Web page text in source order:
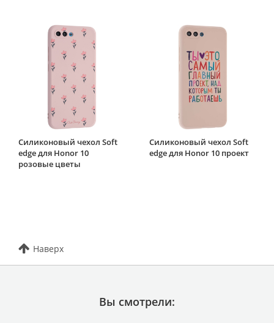
Силиконовый чехол Soft
edge для Honor 10
розовые цветы
Силиконовый чехол Soft
edge для Honor 10 проект
Наверх
Вы смотрели: